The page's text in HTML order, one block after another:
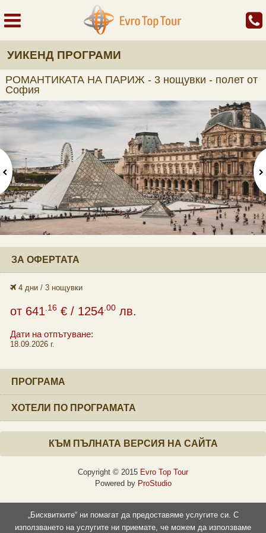
УИКЕНД ПРОГРАМИ
РОМАНТИКАТА НА ПАРИЖ - 3 нощувки - полет от
София
ЗА ОФЕРТАТА
4 дни / 3 нощувки
от 641 .16 € / 1254 .00 лв.
Дати на отпътуване:
18.09.2026 г.
ПРОГРАМА
ХОТЕЛИ ПО ПРОГРАМАТА
КЪМ ПЪЛНАТА ВЕРСИЯ НА САЙТА
Copyright © 2015 Evro Top Tour
Powered by ProStudio
„Бисквитките“ ни помагат да предоставяме услугите си. С
използването на услугите ни приемате, че можем да използваме